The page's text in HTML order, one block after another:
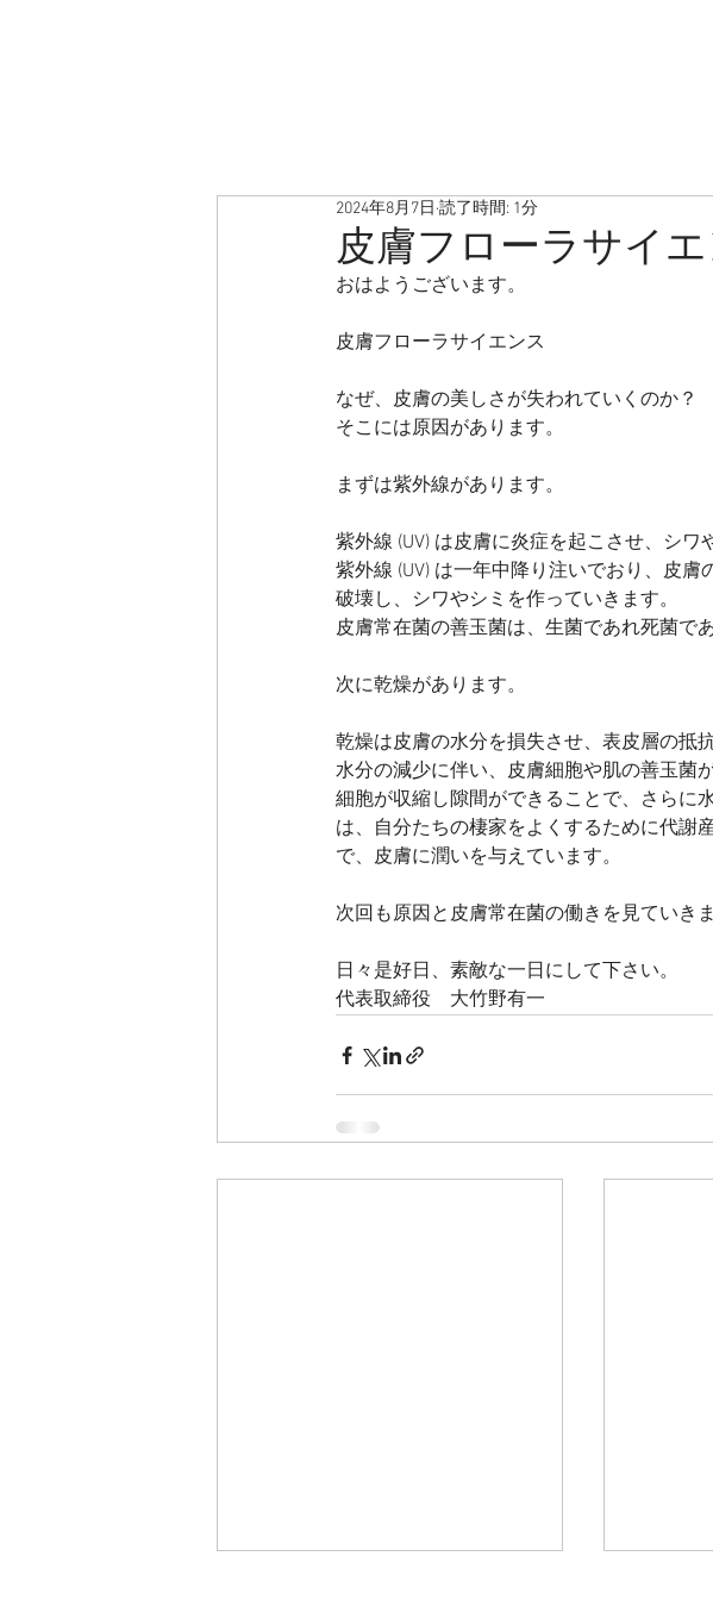
皮膚フローラサイ
2024年8月7日 読了時間: 1分
おはようございます。
皮膚フローラサイエンス
なぜ、皮膚の美しさが失われていくのか？
そこには原因があります。
まずは紫外線があります。
紫外線 (UV) は皮膚に炎症を起こさせ、シワ
紫外線 (UV) は一年中降り注いでおり、皮
破壊し、シワやシミを作っていきます。
皮膚常在菌の善玉菌は、生菌であれ死菌で
次に乾燥があります。
乾燥は皮膚の水分を損失させ、表皮層の抵
水分の減少に伴い、皮膚細胞や肌の善玉菌
細胞が収縮し隙間ができることで、さらに
は、自分たちの棲家をよくするために代謝
で、皮膚に潤いを与えています。
次回も原因と皮膚常在菌の働きを見ていきま
日々是好日、素敵な一日にして下さい。
代表取締役　大竹野有一